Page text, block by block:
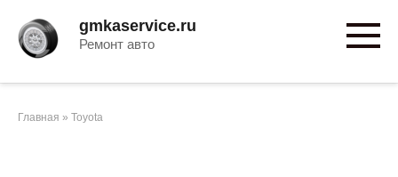
контенту
gmkaservice.ru
Ремонт авто
Главная » Toyota